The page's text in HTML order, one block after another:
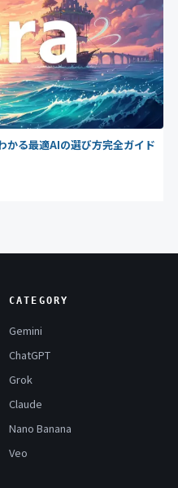
る最適AIの選び方完全ガイド
CATEGORY
Gemini
ChatGPT
Grok
Claude
Nano Banana
Veo